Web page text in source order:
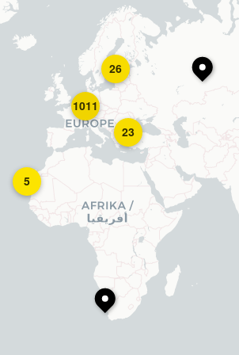
26
5
23
1011